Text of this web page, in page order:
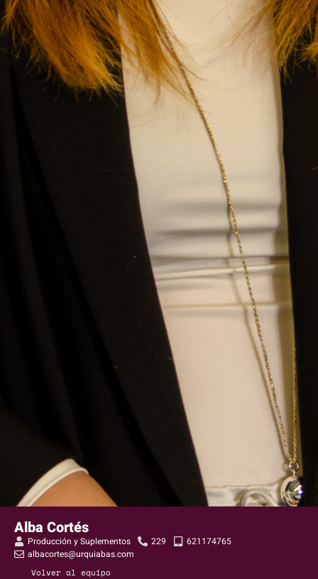
Alba Cortés
Producción y Suplementos 229
621174765
albacortes@urquiabas.com
Volver al equipo